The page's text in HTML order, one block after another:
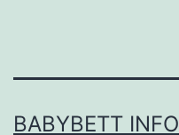
BABYBETT INFO